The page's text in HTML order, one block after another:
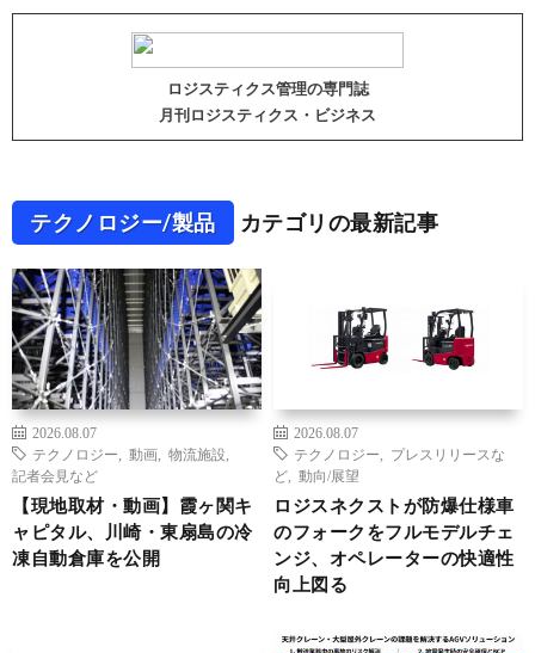
ロジスティクス管理の専門誌
月刊ロジスティクス・ビジネス
テクノロジー/製品 カテゴリの最新記事
2026.08.07
テクノロジー
動画 物流施設
記者会見など
【現地取材・動画】霞ヶ関キ
ャピタル、川崎・東扇島の冷
凍自動倉庫を公開
2026.08.07
テクノロジー
プレスリリースな
ど
動向/展望
ロジスネクストが防爆仕様車
のフォークをフルモデルチェ
ンジ、オペレーターの快適性
向上図る